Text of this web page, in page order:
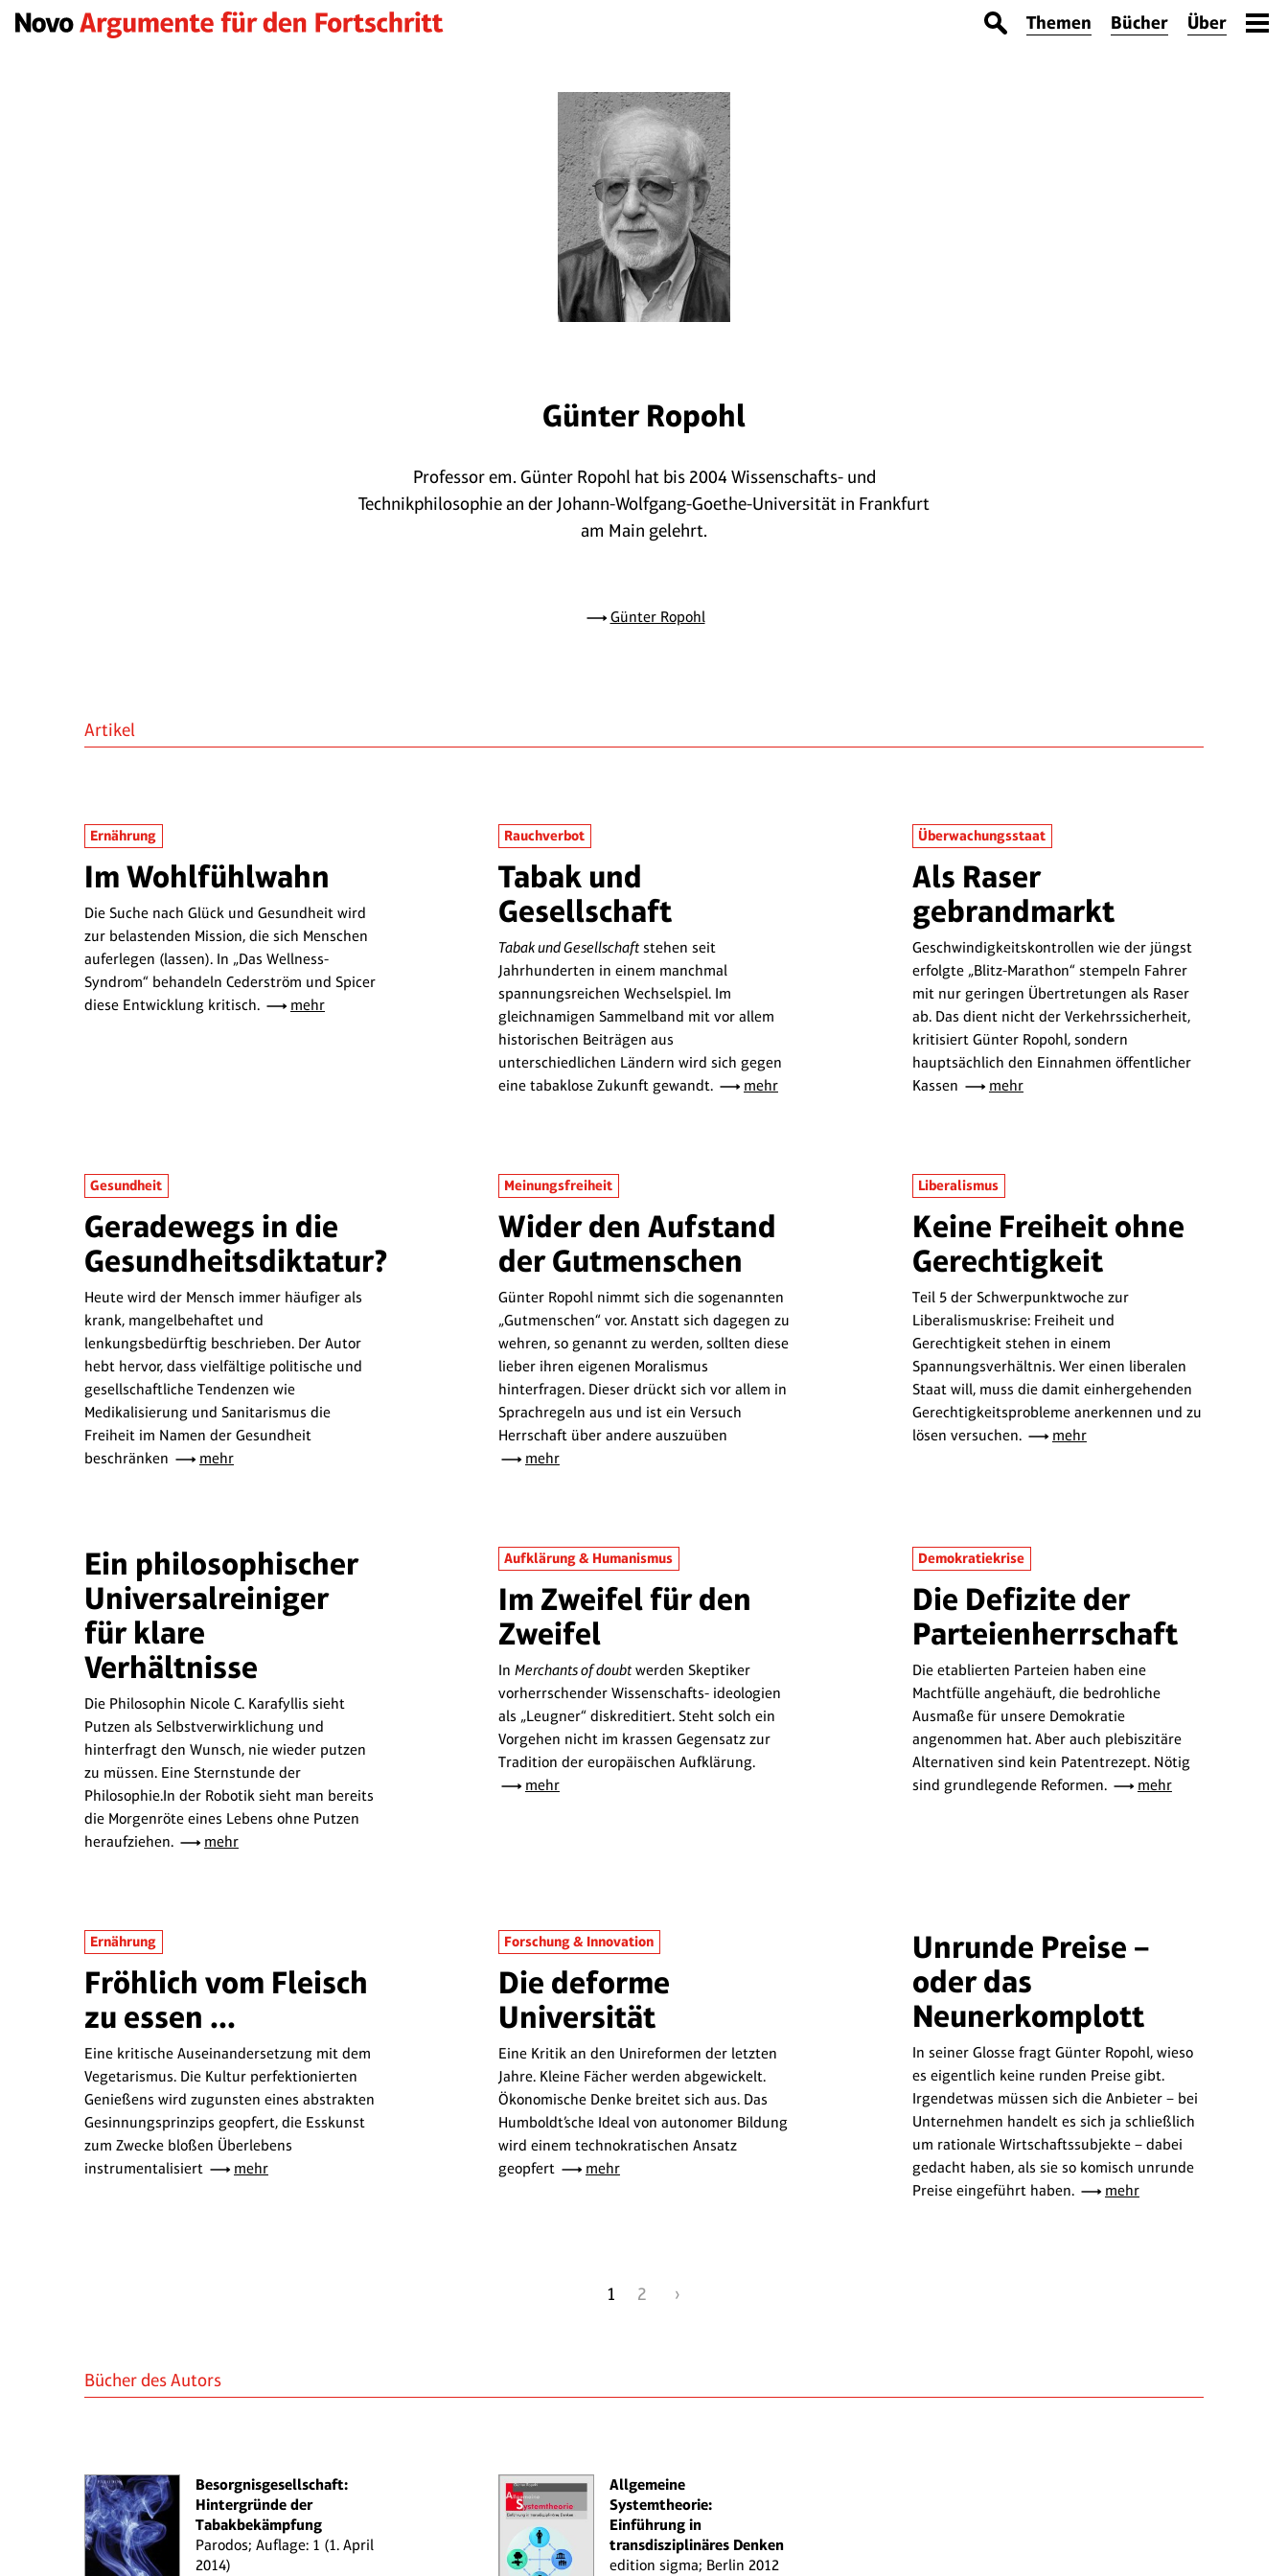
Themen Bücher Über
Günter Ropohl
Professor em. Günter Ropohl hat bis 2004 Wissenschafts- und
Technikphilosophie an der Johann-Wolfgang-Goethe-Universität in Frankfurt
am Main gelehrt.
Günter Ropohl
Artikel
Ernährung
Im Wohlfühlwahn
Die Suche nach Glück und Gesundheit wird
zur belastenden Mission, die sich Menschen
auferlegen (lassen). In „Das Wellness-
Syndrom“ behandeln Cederström und Spicer
diese Entwicklung kritisch.
mehr
Rauchverbot
Tabak und
Gesellschaft
Tabak und Gesellschaftstehen seit
Jahrhunderten in einem manchmal
spannungsreichen Wechselspiel. Im
gleichnamigen Sammelband mit vor allem
historischen Beiträgen aus
unterschiedlichen Ländern wird sich gegen
eine tabaklose Zukunft gewandt.
mehr
Überwachungsstaat
Als Raser
gebrandmarkt
Geschwindigkeitskontrollen wie der jüngst
erfolgte „Blitz-Marathon“ stempeln Fahrer
mit nur geringen Übertretungen als Raser
ab. Das dient nicht der Verkehrssicherheit,
kritisiert Günter Ropohl, sondern
hauptsächlich den Einnahmen öffentlicher
Kassen
mehr
Gesundheit
Geradewegs in die
Gesundheitsdiktatur?
Heute wird der Mensch immer häufiger als
krank, mangelbehaftet und
lenkungsbedürftig beschrieben. Der Autor
hebt hervor, dass vielfältige politische und
gesellschaftliche Tendenzen wie
Medikalisierung und Sanitarismus die
Freiheit im Namen der Gesundheit
beschränken
mehr
Meinungsfreiheit
Wider den Aufstand
der Gutmenschen
Günter Ropohl nimmt sich die sogenannten
„Gutmenschen“ vor. Anstatt sich dagegen zu
wehren, so genannt zu werden, sollten diese
lieber ihren eigenen Moralismus
hinterfragen. Dieser drückt sich vor allem in
Sprachregeln aus und ist ein Versuch
Herrschaft über andere auszuüben
mehr
Liberalismus
Keine Freiheit ohne
Gerechtigkeit
Teil 5 der Schwerpunktwoche zur
Liberalismuskrise: Freiheit und
Gerechtigkeit stehen in einem
Spannungsverhältnis. Wer einen liberalen
Staat will, muss die damit einhergehenden
Gerechtigkeitsprobleme anerkennen und zu
lösen versuchen.
mehr
Ein philosophischer
Universalreiniger
für klare
Verhältnisse
Die Philosophin Nicole C. Karafyllis sieht
Putzen als Selbstverwirklichung und
hinterfragt den Wunsch, nie wieder putzen
zu müssen. Eine Sternstunde der
Philosophie.In der Robotik sieht man bereits
die Morgenröte eines Lebens ohne Putzen
heraufziehen.
mehr
Aufklärung & Humanismus
Im Zweifel für den
Zweifel
In Merchants of doubtwerden Skeptiker
vorherrschender Wissenschafts- ideologien
als „Leugner“ diskreditiert. Steht solch ein
Vorgehen nicht im krassen Gegensatz zur
Tradition der europäischen Aufklärung.
mehr
Demokratiekrise
Die Defizite der
Parteienherrschaft
Die etablierten Parteien haben eine
Machtfülle angehäuft, die bedrohliche
Ausmaße für unsere Demokratie
angenommen hat. Aber auch plebiszitäre
Alternativen sind kein Patentrezept. Nötig
sind grundlegende Reformen.
mehr
Ernährung
Fröhlich vom Fleisch
zu essen ...
Eine kritische Auseinandersetzung mit dem
Vegetarismus. Die Kultur perfektionierten
Genießens wird zugunsten eines abstrakten
Gesinnungsprinzips geopfert, die Esskunst
zum Zwecke bloßen Überlebens
instrumentalisiert
mehr
Forschung & Innovation
Die deforme
Universität
Eine Kritik an den Unireformen der letzten
Jahre. Kleine Fächer werden abgewickelt.
Ökonomische Denke breitet sich aus. Das
Humboldt’sche Ideal von autonomer Bildung
wird einem technokratischen Ansatz
geopfert
mehr
Unrunde Preise –
oder das
Neunerkomplott
In seiner Glosse fragt Günter Ropohl, wieso
es eigentlich keine runden Preise gibt.
Irgendetwas müssen sich die Anbieter – bei
Unternehmen handelt es sich ja schließlich
um rationale Wirtschaftssubjekte – dabei
gedacht haben, als sie so komisch unrunde
Preise eingeführt haben.
mehr
1 2 ›
Bücher des Autors
Besorgnisgesellschaft:
Hintergründe der
Tabakbekämpfung
Parodos; Auflage: 1 (1. April
2014)
Allgemeine
Systemtheorie:
Einführung in
transdisziplinäres Denken
edition sigma; Berlin 2012